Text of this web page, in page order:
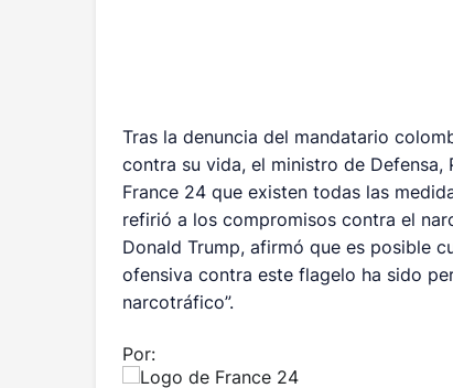
Tras la denuncia del mandatario
contra su vida, el ministro de Defensa,
France 24 que existen todas las
refirió a los compromisos contra el
Donald Trump, afirmó que es posible
ofensiva contra este flagelo ha sido
narcotráfico”.
Por: